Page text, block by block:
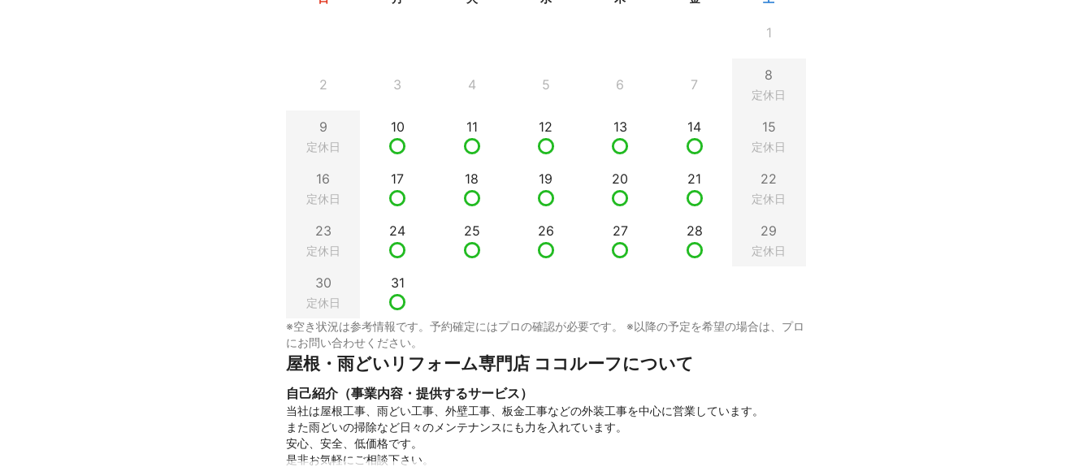
1
2 3 4 5 6 7
8
定休日
9
定休日
10 11 12 13 14 15
定休日
16
定休日
17 18 19 20 21 22
定休日
23
定休日
24 25 26 27 28 29
定休日
30
定休日
31
※空き状況は参考情報です。予約確定にはプロの確認が必要です。 ※以降の予定を希望の場合は、プロ
にお問い合わせください。
屋根・雨どいリフォーム専門店 ココルーフについて
自己紹介（事業内容・提供するサービス）
当社は屋根工事、雨どい工事、外壁工事、板金工事などの外装工事を中心に営業しています。
また雨どいの掃除など日々のメンテナンスにも力を入れています。
安心、安全、低価格です。
是非お気軽にご相談下さい。